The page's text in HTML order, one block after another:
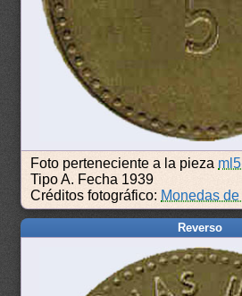
Foto perteneciente a la pieza
Tipo A. Fecha 1939
Créditos fotográfico: Monedas
Reverso